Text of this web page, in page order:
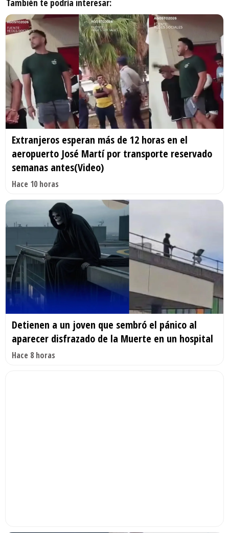
También te podría interesar:
Extranjeros esperan más de 12 horas en el
aeropuerto José Martí por transporte reservado
semanas antes(Video)
Hace 10 horas
Detienen a un joven que sembró el pánico al
aparecer disfrazado de la Muerte en un hospital
Hace 8 horas